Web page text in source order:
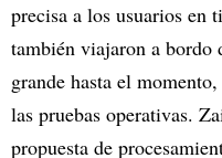
precisa a los usuarios en
también viajaron a bordo
grande hasta el
las pruebas operativas.
propuesta de